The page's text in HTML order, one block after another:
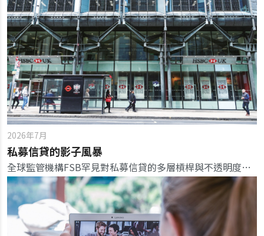
2026年7月
私募信貸的影子風暴
全球監管機構FSB罕見對私募信貸的多層槓桿與不透明度提出警示，私募信貸風險已越邊界，與傳統銀行體系有共生風險。